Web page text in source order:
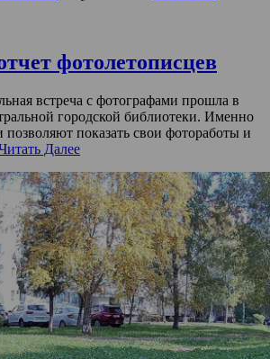
фотолетописцев
встреча с фотографами прошла в
городской библиотеки. Именно
позволяют показать свои фотоработы и
Далее